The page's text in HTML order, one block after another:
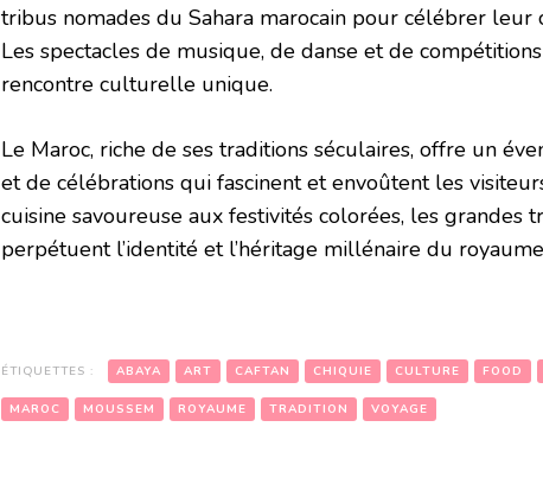
tribus nomades du Sahara marocain pour célébrer
Les spectacles de musique, de danse et de
rencontre culturelle unique.
Le Maroc, riche de ses traditions séculaires, offre un
et de célébrations qui fascinent et envoûtent les
cuisine savoureuse aux festivités colorées, les grandes
perpétuent l’identité et l’héritage millénaire du
ÉTIQUETTES : ABAYA ART CAFTAN CHIQUIE CULTURE FOOD
MAROC MOUSSEM ROYAUME TRADITION VOYAGE